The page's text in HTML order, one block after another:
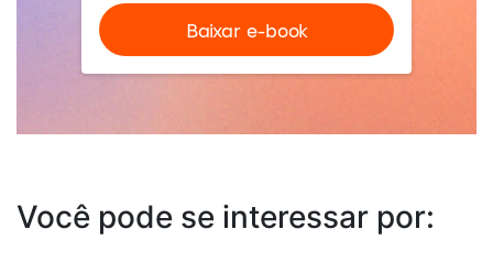
Você pode se interessar por: